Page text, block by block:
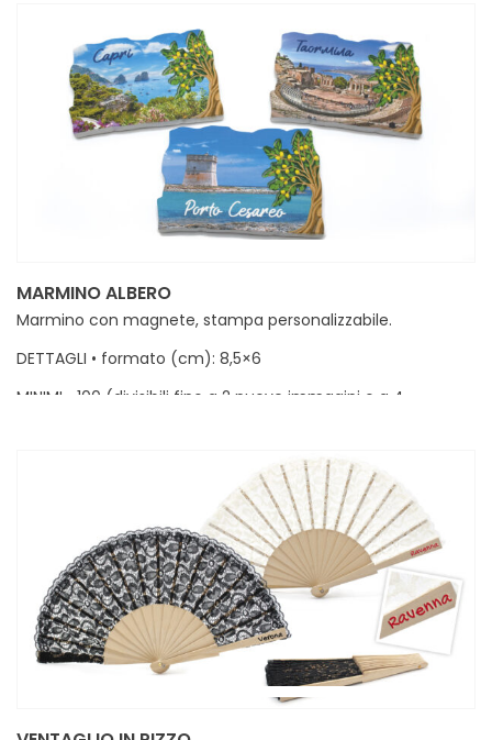
MARMINO ALBERO
Marmino con magnete, stampa personalizzabile.
DETTAGLI • formato (cm): 8,5×6
MINIMI • 100 (divisibili fino a 2 nuove immagini o a 4